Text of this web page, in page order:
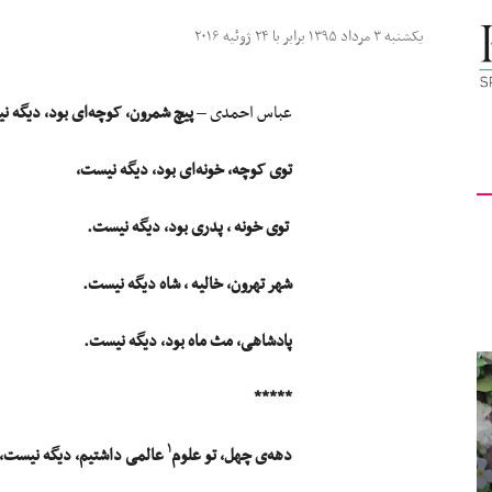
کیهان
لندن
یکشنبه ۳ مرداد ۱۳۹۵ برابر با ۲۴ ژوئیه ۲۰۱۶
عباس احمدى –پیچ شمرون، کوچه‌ای بود، دیگه
توی کوچه، خونه‌ای بود، دیگه نیست،
توی خونه ، پدری بود، دیگه نیست.
شهر تهرون، خالیه ، شاه دیگه نیست.
پادشاهی، مث ماه بود، دیگه نیست.
*****
دهه‌ی چهل، تو علوم۱عالمی داشتیم، دیگه نیست،